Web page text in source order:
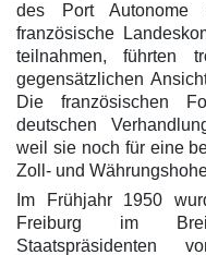
des Port Autonome
französische
teilnahmen, führten
gegensätzlichen
Die französischen
deutschen
weil sie noch für eine
Zoll- und
Im Frühjahr 1950
Freiburg im
Staatspräsidenten